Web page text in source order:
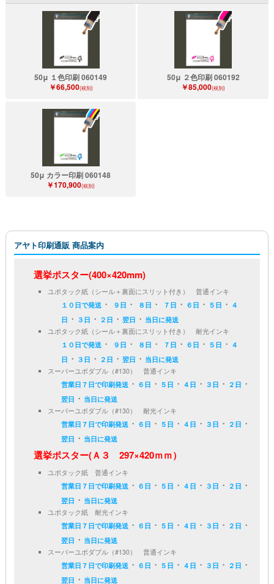
50μ １色印刷 060149
￥66,500(税別)
50μ ２色印刷 060192
￥85,000(税別)
50μ カラー印刷 060148
￥170,900(税別)
アヤト印刷通販 商品案内
選挙ポスター(400×420mm)
ユポタック紙（シール＋裏面にスリット付き） 普通インキ
１０日で発送 ・ ９日 ・ ８日 ・ ７日 ・ ６日 ・ ５日 ・ ４
日 ・ ３日 ・ ２日 ・翌日 ・ 当日に発送
ユポタック紙（シール＋裏面にスリット付き） 耐光インキ
１０日で発送 ・ ９日 ・ ８日 ・ ７日 ・ ６日 ・ ５日 ・ ４
日 ・ ３日 ・ ２日 ・翌日 ・ 当日に発送
スーパーユポダブル（#130） 普通インキ
営業日７日で印刷発送 ・ ６日 ・ ５日 ・ ４日 ・ ３日 ・ ２日 ・
翌日 ・ 当日に発送
スーパーユポダブル（#130） 耐光インキ
営業日７日で印刷発送 ・ ６日 ・ ５日 ・ ４日 ・ ３日 ・ ２日 ・
翌日 ・ 当日に発送
選挙ポスター(Ａ３ 297×420ｍｍ）
ユポタック紙 普通インキ
営業日７日で印刷発送 ・ ６日 ・ ５日 ・ ４日 ・ ３日 ・ ２日 ・
翌日 ・ 当日に発送
ユポタック紙 耐光インキ
営業日７日で印刷発送 ・ ６日 ・ ５日 ・ ４日 ・ ３日 ・ ２日 ・
翌日 ・ 当日に発送
スーパーユポダブル（#130） 普通インキ
営業日７日で印刷発送 ・ ６日 ・ ５日 ・ ４日 ・ ３日 ・ ２日 ・
翌日 ・ 当日に発送